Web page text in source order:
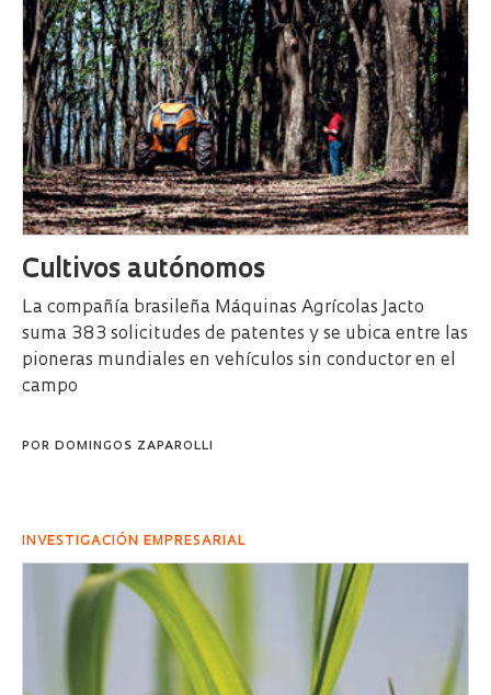
Cultivos autónomos
La compañía brasileña Máquinas Agrícolas Jacto
suma 383 solicitudes de patentes y se ubica entre las
pioneras mundiales en vehículos sin conductor en el
campo
POR DOMINGOS ZAPAROLLI
INVESTIGACIÓN EMPRESARIAL